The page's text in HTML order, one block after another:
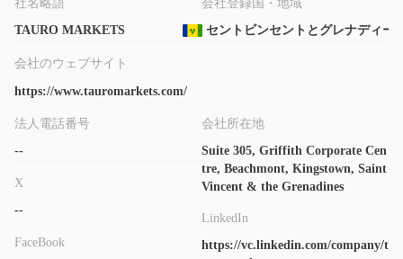
スプレッドは0.0ピップ から始まり、手数料は$0 からです。ス
取引プラットフォーム
ライエタリな
取引プラットフォームを提供していま
す。これらのプラットフォームはWindows、iOS、Android、お
よびWebで利用できます。初心者トレーダーはMT4を好む傾向が
く、EAシステムも実装しています。
社名略語
TAURO MARKETS
会社登録国・地域
セントビンセントとグレナディー
会社のウェブサイト
https://www.tauromarkets.com/
法人電話番号
--
X
--
FaceBook
会社所在地
Suite 305, Griffith Corporate Cen
tre, Beachmont, Kingstown, Saint
Vincent & the Grenadines
LinkedIn
https://vc.linkedin.com/company/t